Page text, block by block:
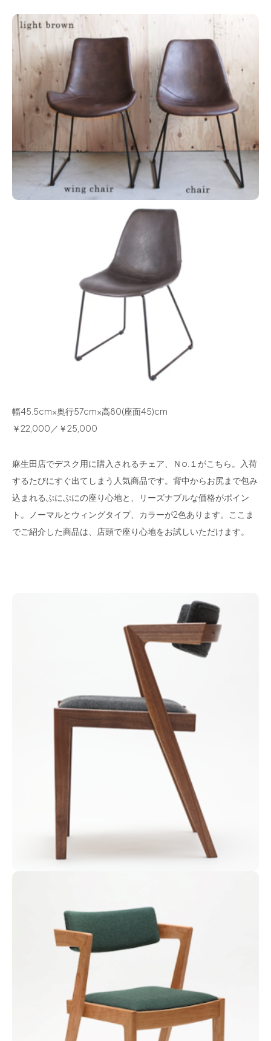
幅45.5cm×奥行57cm×高80(座面45)cm
￥22,000／￥25,000
麻生田店でデスク用に購入されるチェア、Ｎo.１がこちら。入荷
するたびにすぐ出てしまう人気商品です。背中からお尻まで包み
込まれるぷにぷにの座り心地と、リーズナブルな価格がポイン
ト。ノーマルとウィングタイプ、カラーが2色あります。ここま
でご紹介した商品は、店頭で座り心地をお試しいただけます。